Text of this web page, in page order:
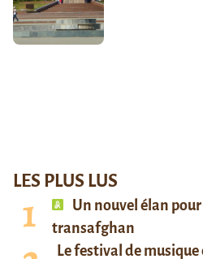
LES PLUS LUS
Un nouvel élan
transafghan
Le festival de